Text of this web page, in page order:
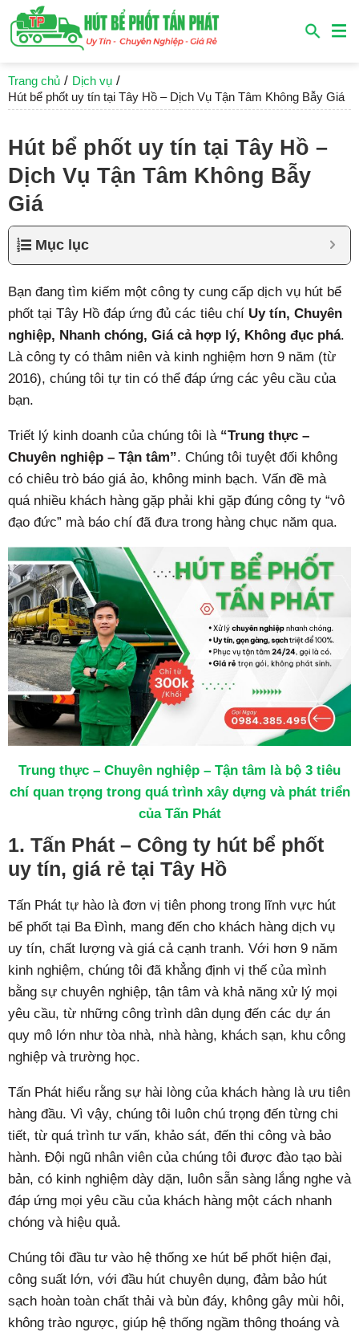
Trang chủ / Dịch vụ /
Hút bể phốt uy tín tại Tây Hồ – Dịch Vụ Tận Tâm Không Bẫy Giá
Hút bể phốt uy tín tại Tây Hồ –
Dịch Vụ Tận Tâm Không Bẫy
Giá
Mục lục
Bạn đang tìm kiếm một công ty cung cấp dịch vụ hút bể
phốt tại Tây Hồ đáp ứng đủ các tiêu chí Uy tín, Chuyên
nghiệp, Nhanh chóng, Giá cả hợp lý, Không đục phá.
Là công ty có thâm niên và kinh nghiệm hơn 9 năm (từ
2016), chúng tôi tự tin có thể đáp ứng các yêu cầu của
bạn.
Triết lý kinh doanh của chúng tôi là “Trung thực –
Chuyên nghiệp – Tận tâm”. Chúng tôi tuyệt đối không
có chiêu trò báo giá ảo, không minh bạch. Vấn đề mà
quá nhiều khách hàng gặp phải khi gặp đúng công ty “vô
đạo đức” mà báo chí đã đưa trong hàng chục năm qua.
Trung thực – Chuyên nghiệp – Tận tâm là bộ 3 tiêu
chí quan trọng trong quá trình xây dựng và phát triển
của Tấn Phát
1. Tấn Phát – Công ty hút bể phốt
uy tín, giá rẻ tại Tây Hồ
Tấn Phát tự hào là đơn vị tiên phong trong lĩnh vực hút
bể phốt tại Ba Đình, mang đến cho khách hàng dịch vụ
uy tín, chất lượng và giá cả cạnh tranh. Với hơn 9 năm
kinh nghiệm, chúng tôi đã khẳng định vị thế của mình
bằng sự chuyên nghiệp, tận tâm và khả năng xử lý mọi
yêu cầu, từ những công trình dân dụng đến các dự án
quy mô lớn như tòa nhà, nhà hàng, khách sạn, khu công
nghiệp và trường học.
Tấn Phát hiểu rằng sự hài lòng của khách hàng là ưu tiên
hàng đầu. Vì vậy, chúng tôi luôn chú trọng đến từng chi
tiết, từ quá trình tư vấn, khảo sát, đến thi công và bảo
hành. Đội ngũ nhân viên của chúng tôi được đào tạo bài
bản, có kinh nghiệm dày dặn, luôn sẵn sàng lắng nghe và
đáp ứng mọi yêu cầu của khách hàng một cách nhanh
chóng và hiệu quả.
Chúng tôi đầu tư vào hệ thống xe hút bể phốt hiện đại,
công suất lớn, với đầu hút chuyên dụng, đảm bảo hút
sạch hoàn toàn chất thải và bùn đáy, không gây mùi hôi,
không trào ngược, giúp hệ thống ngầm thông thoáng và